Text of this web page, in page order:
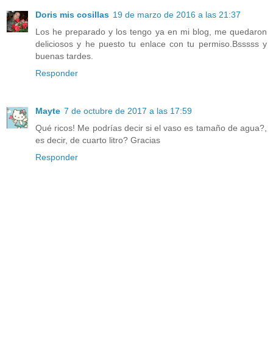
Doris mis cosillas 19 de marzo de 2016 a las 21:37
Los he preparado y los tengo ya en mi blog, me quedaron
deliciosos y he puesto tu enlace con tu permiso.Bsssss y
buenas tardes.
Responder
Mayte 7 de octubre de 2017 a las 17:59
Qué ricos! Me podrías decir si el vaso es tamaño de agua?,
es decir, de cuarto litro? Gracias
Responder